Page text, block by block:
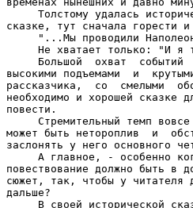
Толстому удалась
сказке, тут сначала горести
"...Мы проводили
Не хватает только: "И я
Большой  охват  событий
высокими подъемами  и
рассказчика,  со  смелыми
необходимо и хорошей сказке
повести.
Стремительный темп
может быть нетороплив  и
заслонять у него основного
А главное, - особенно
повествование должно быть в
сюжет, так, чтобы у
дальше?
В своей исторической